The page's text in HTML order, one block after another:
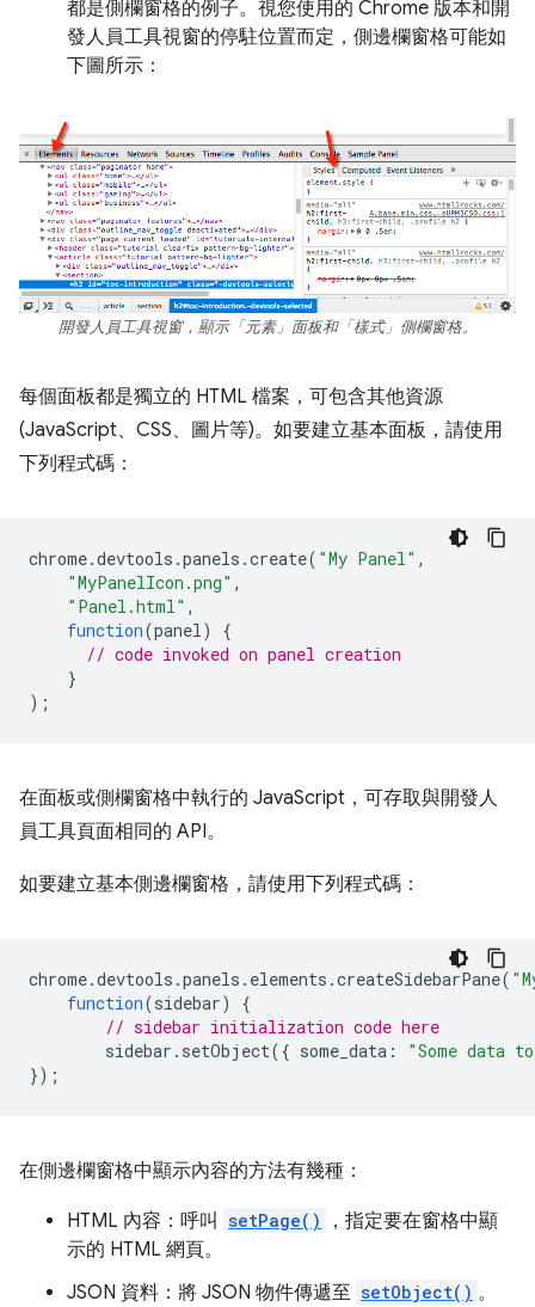
都是側欄窗格的例子。視您使用的 Chrome 版本和開
發人員工具視窗的停駐位置而定，側邊欄窗格可能如
下圖所示：
開發人員工具視窗，顯示「元素」面板和「樣式」側欄窗格。
每個面板都是獨立的 HTML 檔案，可包含其他資源
(JavaScript、CSS、圖片等)。如要建立基本面板，請使用
下列程式碼：
chrome.devtools .panels .create( "My Panel" ,
"MyPanelIcon.png" ,
"Panel.html" ,
function(panel)
{
// code invoked on panel creation
}
);
在面板或側欄窗格中執行的 JavaScript，可存取與開發人
員工具頁面相同的 API。
如要建立基本側邊欄窗格，請使用下列程式碼：
chrome.devtools .panels . elements .createSidebarPane(
function(sidebar)
{
// sidebar initialization code here
sidebar . setObject({ some_data :
"Some data
});
在側邊欄窗格中顯示內容的方法有幾種：
HTML 內容：呼叫 setPage()
，指定要在窗格中顯
示的 HTML 網頁。
JSON 資料：將 JSON 物件傳遞至 setObject() 。